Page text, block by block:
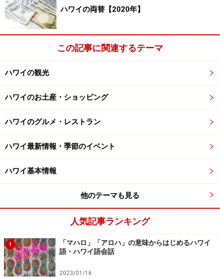
ソンが開催される12月第2日曜前を除く）は、旅行代金
がリーズナブルに。日本人旅行者が少なく空いている時
期でもあります。空席状況によって変動する航空券の価
格推移もツアーとほぼ同じですが、週末より平日出発の
方が安くなります。
気候が良くて空いていて安い！ 旅行ベスト
シーズンは5月中旬～7月上旬
5月になるとトロピカルな花々も咲き始め、街歩きが楽しい
気候が良く、空いていて、旅行代金も安い時季を「ハワ
イ旅行のベストシーズン」とすると、ズバリ当てはまる
のは、5月中旬～7月上旬。夏休み前で旅行者も少なく、
喧噪を避けて行きたい人には一番の旅行シーズンです。
少し幅を広げるなら、天候が落ち着き始めて旅行代金も
安いゴールデンウィーク前の4月。そして、まだにわか
ハワイの両替【2020年】
この記事に関連するテーマ
ハワイの観光
ハワイのお土産・ショッピング
ハワイのグルメ・レストラン
ハワイ最新情報・季節のイベント
ハワイ基本情報
他のテーマも見る
人気記事ランキング
1
「マハロ」「アロハ」の意味からはじめるハワイ
語・ハワイ語会話
2023/01/16